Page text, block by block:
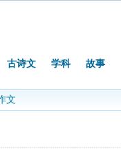
古诗文 学科
故事
文